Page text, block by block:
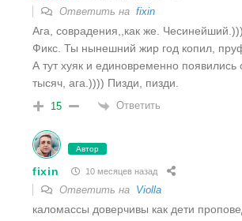
Ответить на fixin
Ага, соврадения,,как же.
Фикс. Ты нынешний жир год копил,
А тут хуяк и единовременно
тысяч, ага.)))) Пизди, пизди.
15 Ответить
Автор
fixin 10 месяцев назад
Ответить на Violla
каломассы доверчивы как дети